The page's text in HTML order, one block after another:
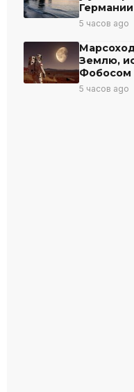
Германии
5 часов ago
Землю,
Фобосом
5 часов ago